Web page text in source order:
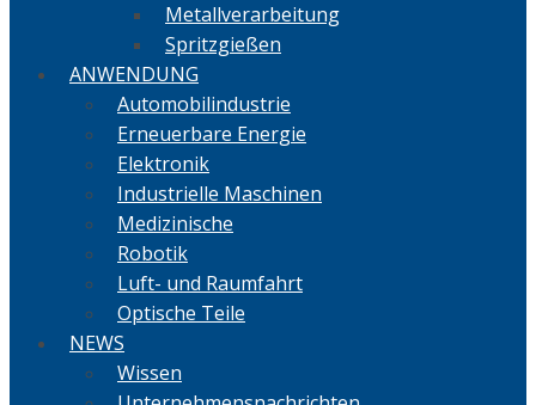
Metallverarbeitung
Spritzgießen
ANWENDUNG
Automobilindustrie
Erneuerbare Energie
Elektronik
Industrielle Maschinen
Medizinische
Robotik
Luft- und Raumfahrt
Optische Teile
NEWS
Wissen